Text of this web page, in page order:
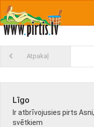
Atpakaļ
Līgo
Ir atbrīvojusies pirts
svētkiem